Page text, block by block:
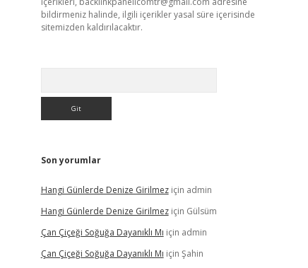
bildirmeniz halinde, ilgili içerikler yasal süre içerisinde
sitemizden kaldırılacaktır.
Son yorumlar
Hangi Günlerde Denize Girilmeziçin admin
Hangi Günlerde Denize Girilmeziçin Gülsüm
Çan Çiçeği Soğuğa Dayanıklı Mı için admin
Çan Çiçeği Soğuğa Dayanıklı Mı için Şahin